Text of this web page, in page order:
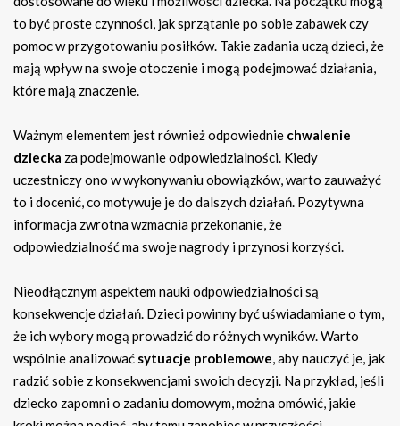
to być proste czynności, jak sprzątanie po sobie zabawek czy
pomoc w przygotowaniu posiłków. Takie zadania uczą dzieci, że
mają wpływ na swoje otoczenie i mogą podejmować działania,
które mają znaczenie.
Ważnym elementem jest również odpowiednie chwalenie
dziecka za podejmowanie odpowiedzialności. Kiedy
uczestniczy ono w wykonywaniu obowiązków, warto zauważyć
to i docenić, co motywuje je do dalszych działań. Pozytywna
informacja zwrotna wzmacnia przekonanie, że
odpowiedzialność ma swoje nagrody i przynosi korzyści.
Nieodłącznym aspektem nauki odpowiedzialności są
konsekwencje działań. Dzieci powinny być uświadamiane o tym,
że ich wybory mogą prowadzić do różnych wyników. Warto
wspólnie analizować sytuacje problemowe, aby nauczyć je, jak
radzić sobie z konsekwencjami swoich decyzji. Na przykład, jeśli
dziecko zapomni o zadaniu domowym, można omówić, jakie